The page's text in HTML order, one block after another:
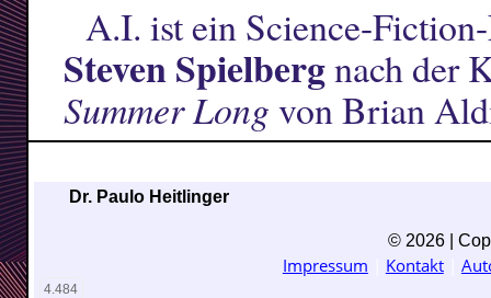
A.I. ist ein Science-
Steven Spielbergnach der
Summer Long von Brian
Dr. Paulo Heitlinger
© 2026 |
Impressum Kontakt|
4.484